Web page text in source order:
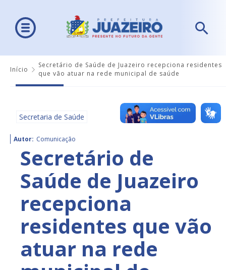
Início
Secretário de Saúde de Juazeiro recepciona residentes
que vão atuar na rede municipal de saúde
Secretaria de Saúde
Autor: Comunicação
Secretário de
Saúde de Juazeiro
recepciona
residentes que vão
atuar na rede